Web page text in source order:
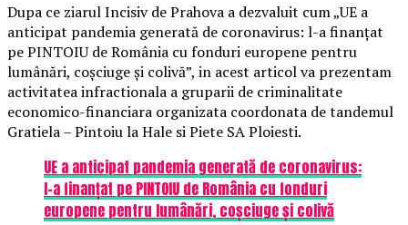
Dupa ce ziarul Incisiv de Prahova a dezvaluit cum „UE a
anticipat pandemia generată de coronavirus: l-a finanțat
pe PINTOIU de România cu fonduri europene pentru
lumânări, coșciuge și colivă”, in acest articol va prezentam
activitatea infractionala a gruparii de criminalitate
economico-financiara organizata coordonata de tandemul
Gratiela – Pintoiu la Hale si Piete SA Ploiesti.
UE a anticipat pandemia generată de coronavirus:
l-a finanțat pe PINTOIU de România cu fonduri
europene pentru lumânări, coșciuge și colivă